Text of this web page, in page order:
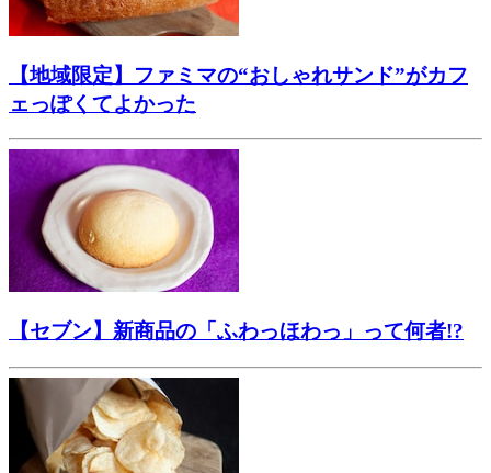
【地域限定】ファミマの“おしゃれサンド”がカフ
ェっぽくてよかった
【セブン】新商品の「ふわっほわっ」って何者!?